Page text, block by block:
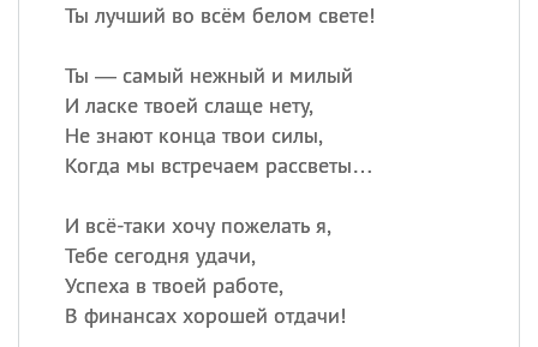
Ты лучший во всём белом свете!
Ты — самый нежный и милый
И ласке твоей слаще нету,
Не знают конца твои силы,
Когда мы встречаем рассветы…
И всё-таки хочу пожелать я,
Тебе сегодня удачи,
Успеха в твоей работе,
В финансах хорошей отдачи!